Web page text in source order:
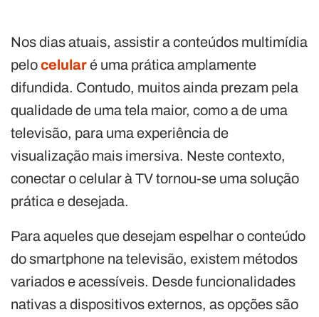
Nos dias atuais, assistir a conteúdos multimídia
pelocelularé uma prática amplamente
difundida. Contudo, muitos ainda prezam pela
qualidade de uma tela maior, como a de uma
televisão, para uma experiência de
visualização mais imersiva. Neste contexto,
conectar o celular à TV tornou-se uma solução
prática e desejada.
Para aqueles que desejam espelhar o conteúdo
do smartphone na televisão, existem métodos
variados e acessíveis. Desde funcionalidades
nativas a dispositivos externos, as opções são